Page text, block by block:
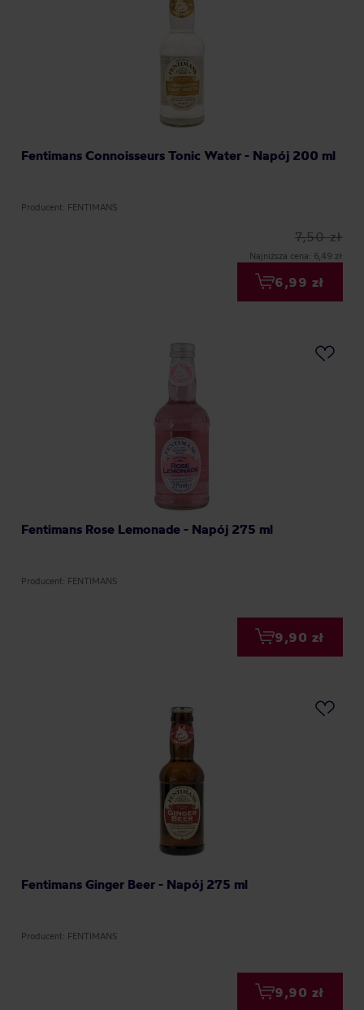
Fentimans Connoisseurs Tonic Water - Napój 200 ml
Producent: FENTIMANS
7,50 zł
Najniższa cena: 6,49 zł
6,99 zł
Fentimans Rose Lemonade - Napój 275 ml
Producent: FENTIMANS
9,90 zł
Fentimans Ginger Beer - Napój 275 ml
Producent: FENTIMANS
9,90 zł